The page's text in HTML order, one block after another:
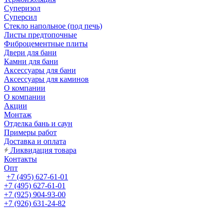
Суперизол
Суперсил
Стекло напольное (под печь)
Листы предтопочные
Фиброцементные плиты
Двери для бани
Камни для бани
Аксессуары для бани
Аксессуары для каминов
О компании
О компании
Акции
Монтаж
Отделка бань и саун
Примеры работ
Доставка и оплата
Ликвидация товара
Контакты
Опт
+7 (495) 627-61-01
+7 (495) 627-61-01
+7 (925) 904-93-00
+7 (926) 631-24-82